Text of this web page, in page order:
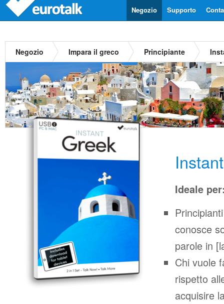
Supporto
Negozio
Negozio Impara il greco Principiante
Ideale
conosce
parole in
Chi vuole
rispetto
acquisire